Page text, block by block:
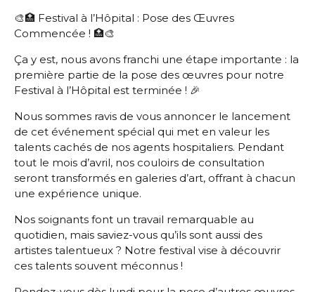
🎨🏥 Festival à l’Hôpital : Pose des Œuvres
Commencée ! 🏥🎨
Ça y est, nous avons franchi une étape importante : la
première partie de la pose des œuvres pour notre
Festival à l’Hôpital est terminée ! 🎉
Nous sommes ravis de vous annoncer le lancement
de cet événement spécial qui met en valeur les
talents cachés de nos agents hospitaliers. Pendant
tout le mois d’avril, nos couloirs de consultation
seront transformés en galeries d’art, offrant à chacun
une expérience unique.
Nos soignants font un travail remarquable au
quotidien, mais saviez-vous qu’ils sont aussi des
artistes talentueux ? Notre festival vise à découvrir
ces talents souvent méconnus !